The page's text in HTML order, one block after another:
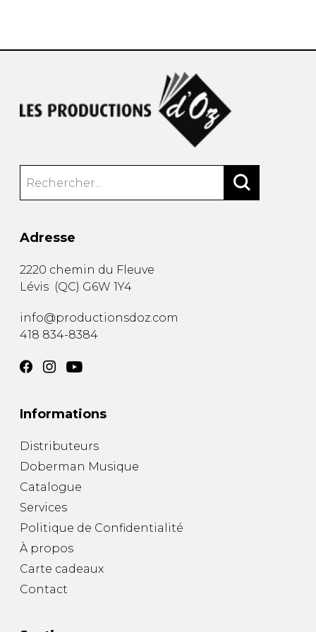
Adresse
2220 chemin du Fleuve
Lévis (QC) G6W 1Y4
info@productionsdoz.com
418 834-8384
Informations
Distributeurs
Doberman Musique
Catalogue
Services
Politique de Confidentialité
À propos
Carte cadeaux
Contact